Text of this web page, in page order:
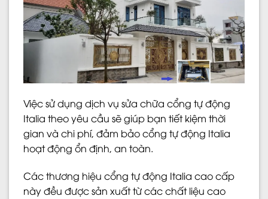
Việc sử dụng dịch vụ sửa chữa cổng tự động
Italia theo yêu cầu sẽ giúp bạn tiết kiệm thời
gian và chi phí, đảm bảo cổng tự động Italia
hoạt động ổn định, an toàn.
Các thương hiệu cổng tự động Italia cao cấp
này đều được sản xuất từ các chất liệu cao